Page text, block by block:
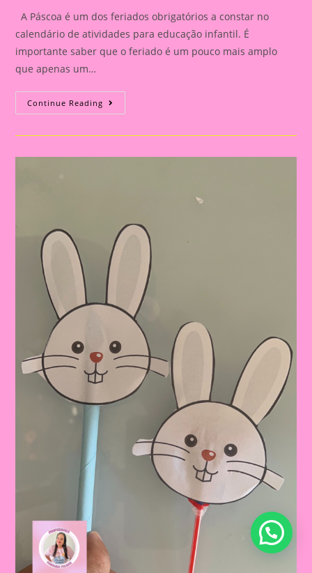
A Páscoa é um dos feriados obrigatórios a constar no
calendário de atividades para educação infantil. É
importante saber que o feriado é um pouco mais amplo
que apenas um…
Continue Reading Planejamento
Páscoa
A